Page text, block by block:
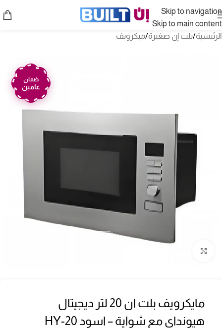
Skip to navigation
Skip to main content
الرئيسية/بلت إن صغيرة/ميكرويف
ضمان
عامين
مايكرويف بلت ان 20 لتر ديجيتال
هيونداي مع شواية – اسود HY-20